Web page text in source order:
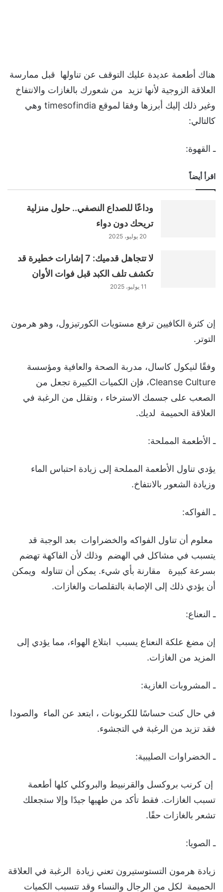
هناك أطعمة عديدة عليك التوقف عن تناولها قبل ممارسة
العلاقة الزوجية لأنها تزيد من شعورك بالغازات والانتفاخ
وغير ذلك إليك أبرزها وفقا لموقع timesofindia وهي
كالتالي:
ـ القهوة:
اقرأ أيضاً
وداعًا للصداع النصفي.. حلول منزلية
تريحك دون دواء
20 يوليو، 2025
لا تتجاهل قدميك: 7 إشارات خطيرة قد
تكشف تلف الكبد قبل فوات الأوان
11 يوليو، 2025
إن كثرة الكافيين ترفع مستويات الكورتيزول، وهو هرمون
التوتر.
وفقًا لنيكول كاسال، مدربة الصحة والعافية ومؤسسة
Cleanse Culture، فإن الكميات الكبيرة تجعل من
الصعب على جسمك الاسترخاء ، وتقلل من الرغبة في
العلاقة الحميمة لديك.
ـ الأطعمة المملحة:
يؤدي تناول الأطعمة المملحة إلى زيادة احتباس الماء
وزيادة الشعور بالانتفاخ.
ـ الفواكه:
معلوم أن تناول الفواكه والخضراوات بعد الوجبة قد
يتسبب في مشاكل في الهضم وذلك لأن الفاكهة تهضم
بسرعة كبيرة مقارنة بأي شيء. يمكن أن تتناوله ويمكن
أن يؤدي ذلك إلى الإصابة بالتقلصات والغازات.
ـ النعناع:
إن مضغ علكة النعناع يسبب ابتلاع الهواء، مما يؤدي إلى
المزيد من الغازات.
ـ المشروبات الغازية:
في حال كنت حساسًا للكربونات ، ابتعد عن الماء والصودا
فقد تزيد من الرغبة في التجشوء.
ـ الخضراوات الصليبية:
إن كرنب بروكسل والقرنبيط والبروكلي كلها أطعمة
تسبب الغازات. فقط تأكد من طهيها جيدًا وإلا ستجعلك
تشعر بالغازات حقًا.
ـ الصويا:
زيادة هرمون التستوستيرون تعني زيادة الرغبة في العلاقة
الحميمة لكل من الرجال والنساء وقد تتسبب الكميات